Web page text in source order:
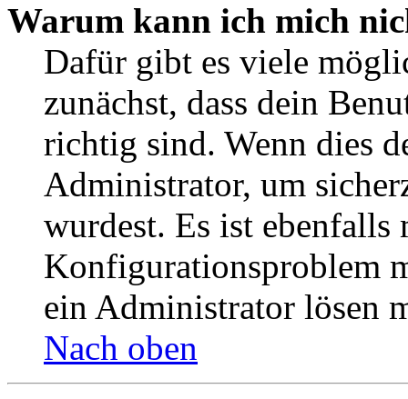
Warum kann ich mich
Dafür gibt es viele
zunächst, dass dein
richtig sind. Wenn dies
Administrator, um
wurdest. Es ist ebenfalls
Konfigurationsproblem
ein Administrator lösen
Nach oben